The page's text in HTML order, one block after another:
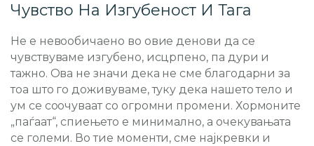
Чувство На Изгубеност И Тага
Не е невообичаено во овие денови да се
чувствуваме изгубено, исцрпено, па дури и
тажно. Ова не значи дека не сме благодарни за
тоа што го доживуваме, туку дека нашето тело и
ум се соочуваат со огромни промени. Хормоните
„паѓаат“, спиењето е минимално, а очекувањата
се големи. Во тие моменти, сме најкревки и